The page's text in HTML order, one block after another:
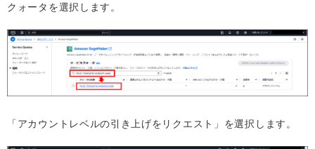
クォータを選択します。
「アカウントレベルの引き上げをリクエスト」を選択します。